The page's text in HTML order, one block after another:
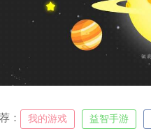
： 我的游戏 益智手游